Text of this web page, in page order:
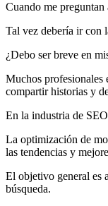
Cuando me
Tal vez debería ir con
¿Debo ser breve en
Muchos profesionales
compartir historias y
En la industria de
La optimización de
las tendencias y
El objetivo general es
búsqueda.